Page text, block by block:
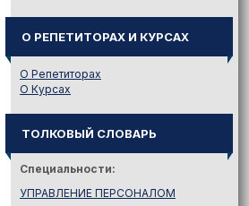
О РЕПЕТИТОРАХ И КУРСАХ
О Репетиторах
О Курсах
ТОЛКОВЫЙ СЛОВАРЬ
Специальности:
УПРАВЛЕНИЕ ПЕРСОНАЛОМ